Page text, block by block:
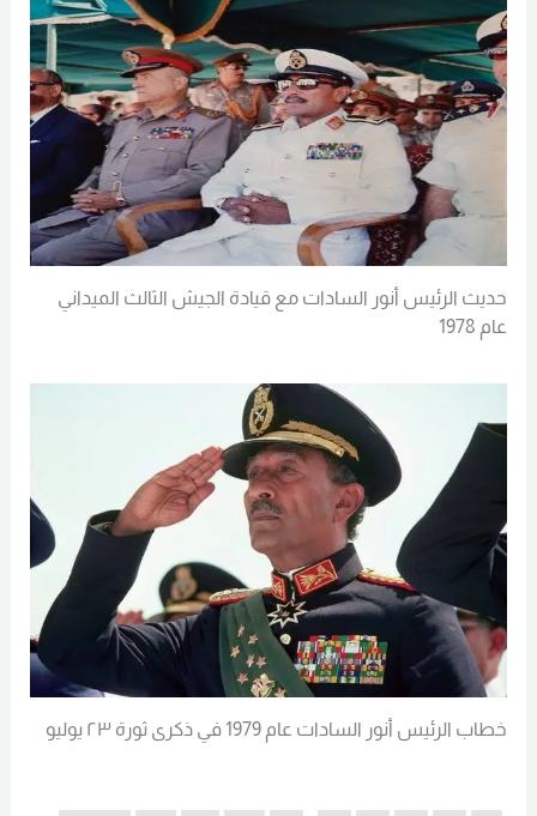
حديث الرئيس أنور السادات مع قيادة الجيش الثالث الميداني
عام 1978
خطاب الرئيس أنور السادات عام 1979 في ذكرى ثورة ٢٣ يوليو